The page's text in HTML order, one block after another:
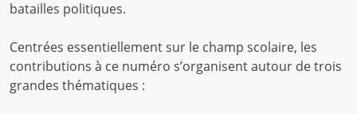
batailles politiques.
Centrées essentiellement sur le champ scolaire, les
contributions à ce numéro s’organisent autour de trois
grandes thématiques :